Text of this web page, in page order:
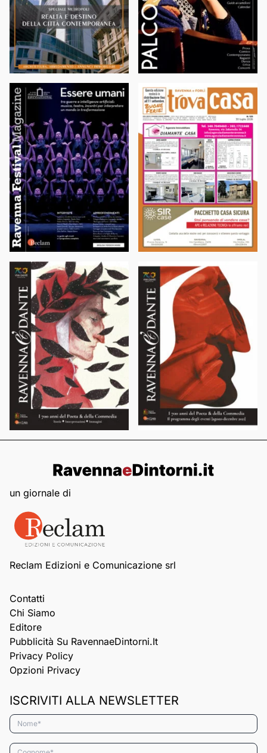
un giornale di
Reclam Edizioni e Comunicazione srl
Contatti
Chi Siamo
Editore
Pubblicità Su RavennaeDintorni.it
Privacy Policy
Opzioni Privacy
ISCRIVITI ALLA NEWSLETTER
Nome*
Cognome*